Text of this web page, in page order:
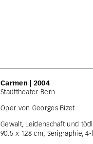
Carmen | 2004
Stadttheater Bern
Oper von Georges Bizet
Gewalt, Leidenschaft und
90.5 x 128 cm, Serigraphie,